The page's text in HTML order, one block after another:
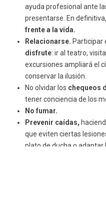
ayuda profesional ante
presentarse. En
frente a la vida.
Relacionarse. Participar
disfrute: ir al teatro,
excursiones ampliará el
conservar la ilusión.
No olvidar los chequeos
tener conciencia de los
No fumar.
Prevenir caídas,
que eviten ciertas
plato de ducha o adaptar